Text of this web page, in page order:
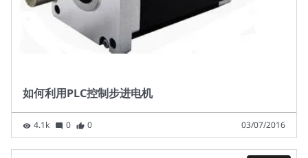
如何利用PLC控制步进电机
4.1k 0 0 03/07/2016